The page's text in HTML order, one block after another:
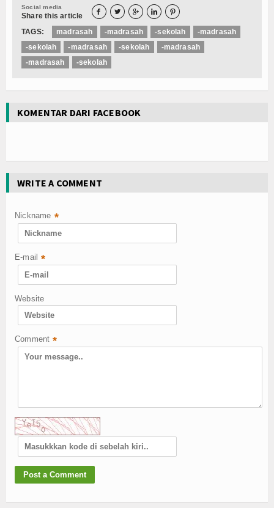
Social media
Share this article     
TAGS: madrasah -madrasah -sekolah
-madrasah
-sekolah
-madrasah -sekolah
-madrasah
-madrasah
-sekolah
KOMENTAR DARI FACEBOOK
WRITE A COMMENT
Nickname *
E-mail *
Website
Comment *